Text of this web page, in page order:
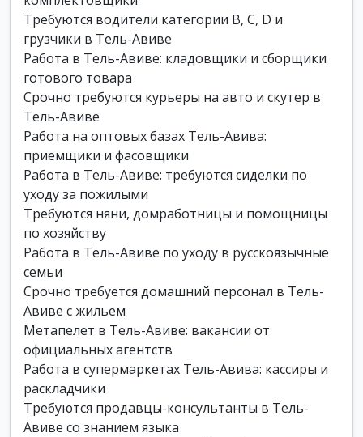
Требуются водители категории B, C, D и
грузчики в Тель-Авиве
Работа в Тель-Авиве: кладовщики и сборщики
готового товара
Срочно требуются курьеры на авто и скутер в
Тель-Авиве
Работа на оптовых базах Тель-Авива:
приемщики и фасовщики
Работа в Тель-Авиве: требуются сиделки по
уходу за пожилыми
Требуются няни, домработницы и помощницы
по хозяйству
Работа в Тель-Авиве по уходу в русскоязычные
семьи
Срочно требуется домашний персонал в Тель-
Авиве с жильем
Метапелет в Тель-Авиве: вакансии от
официальных агентств
Работа в супермаркетах Тель-Авива: кассиры и
раскладчики
Требуются продавцы-консультанты в Тель-
Авиве со знанием языка